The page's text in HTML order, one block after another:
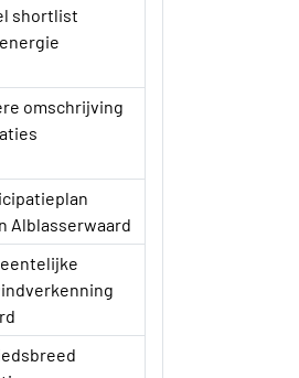
shortlist
omschrijving
Alblasserwaard